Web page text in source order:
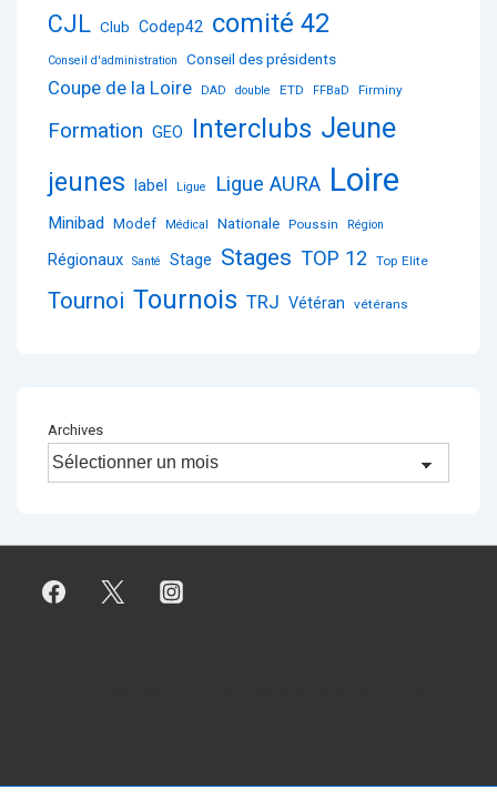
CJL Club Codep42 comité 42
Conseil d'administration Conseil des présidents
Coupe de la Loire DAD double ETD FFBaD Firminy
Formation GEO Interclubs Jeune
jeunes label Ligue Ligue AURA Loire
Minibad Modef Médical Nationale Poussin Région
Régionaux Santé Stage Stages TOP 12 Top Elite
Tournoi Tournois TRJ Vétéran vétérans
Archives